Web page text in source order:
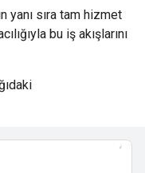
yanı sıra tam hizmet
bu iş akışlarını